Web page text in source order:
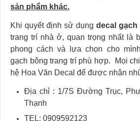
sản phẩm khác.
Khi quyết định sử dụng decal
trang trí nhà ở, quan trọng nhất là
phong cách và lựa chọn cho
gạch bông trang trí phù hợp. Mọi
hệ Hoa Văn Decal để được nhận
Địa chỉ : 1/7S Đường Trục,
Thạnh
TEL: 0909592123